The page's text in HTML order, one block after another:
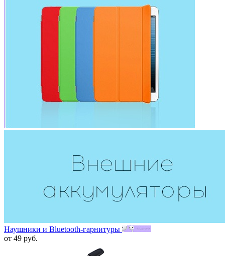
Наушники и Bluetooth-гарнитуры
от 49 руб.